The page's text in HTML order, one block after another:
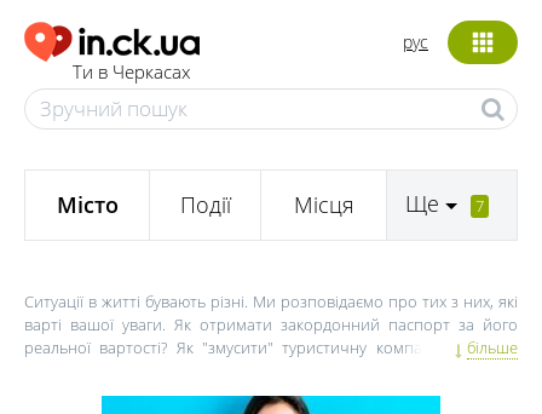
Ти в Черкасах
рус
Місто Події Місця Ще 7
Ситуації в житті бувають різні. Ми розповідаємо про тих з них, які
варті вашої уваги. Як отримати закордонний паспорт за його
реальної вартості? Як "змусити" туристичну компанію зробити
робити, коли ви потрапили в скрутну ситуацію і перерахували
більше